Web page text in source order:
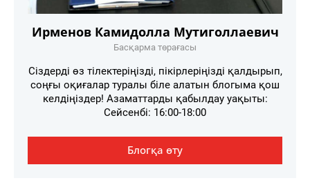
Ирменов Камидолла Мутиголлаевич
Басқарма төрағасы
Сіздерді өз тілектеріңізді, пікірлеріңізді қалдырып,
соңғы оқиғалар туралы біле алатын блогыма қош
келдіңіздер! Азаматтарды қабылдау уақыты:
Сейсенбі: 16:00-18:00
Блогқа өту